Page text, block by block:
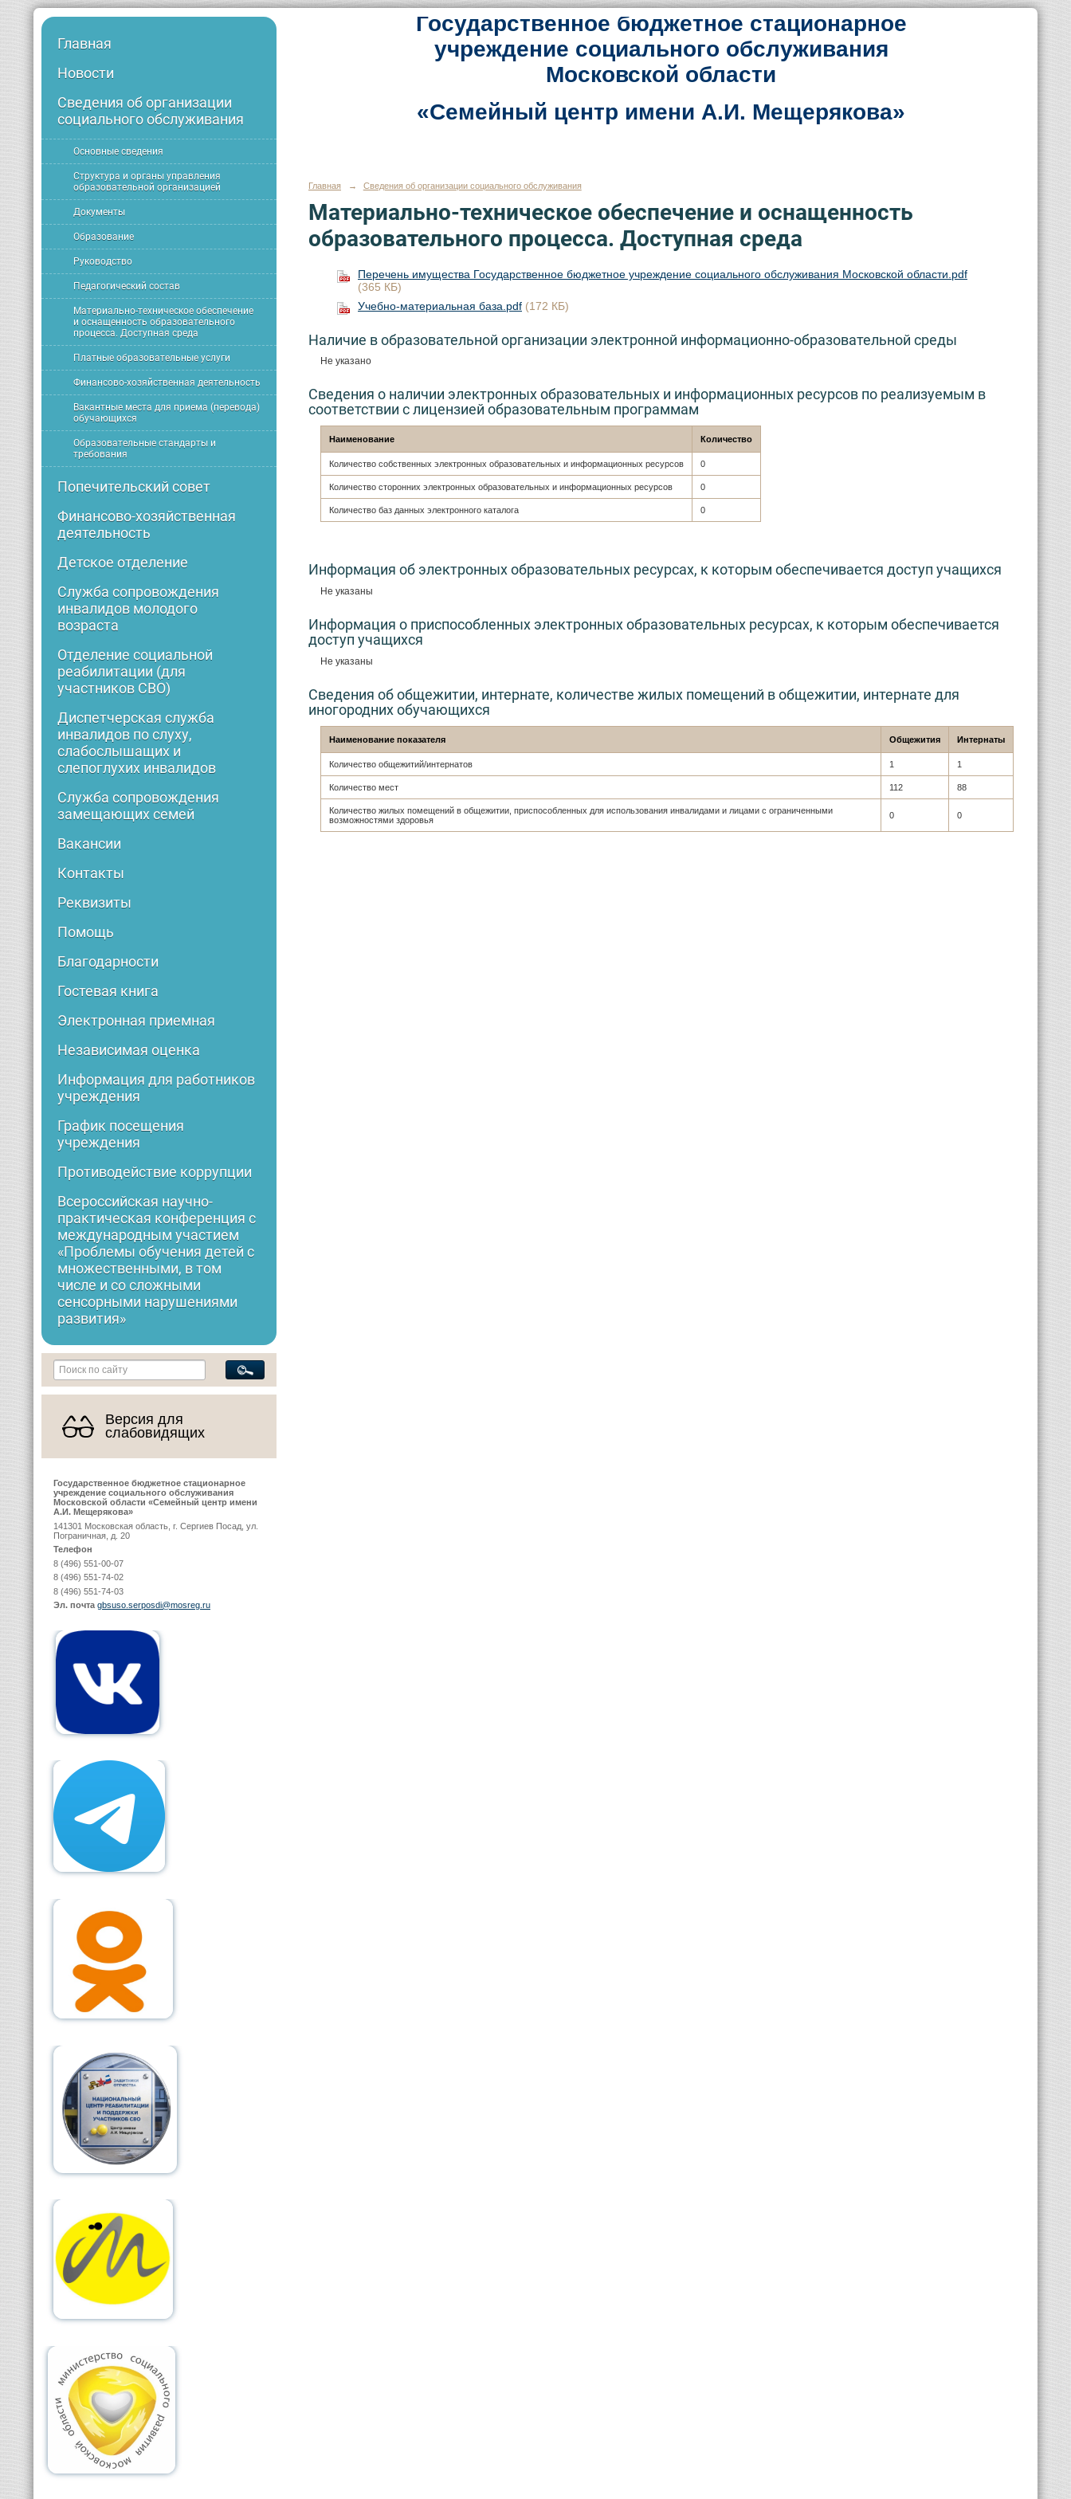
Главная
Новости
Сведения об организации
социального обслуживания
Основные сведения
Структура и органы управления
образовательной организацией
Документы
Образование
Руководство
Педагогический состав
Материально-техническое обеспечение
и оснащенность образовательного
процесса. Доступная среда
Платные образовательные услуги
Финансово-хозяйственная деятельность
Вакантные места для приема (перевода)
обучающихся
Образовательные стандарты и
требования
Попечительский совет
Финансово-хозяйственная
деятельность
Детское отделение
Служба сопровождения
инвалидов молодого
возраста
Отделение социальной
реабилитации (для
участников СВО)
Диспетчерская служба
инвалидов по слуху,
слабослышащих и
слепоглухих инвалидов
Служба сопровождения
замещающих семей
Вакансии
Контакты
Реквизиты
Помощь
Благодарности
Гостевая книга
Электронная приемная
Независимая оценка
Информация для работников
учреждения
График посещения
учреждения
Противодействие коррупции
Всероссийская научно-
практическая конференция с
международным участием
«Проблемы обучения детей с
множественными, в том
числе и со сложными
сенсорными нарушениями
развития»
Версия для
слабовидящих
Государственное бюджетное стационарное
учреждение социального обслуживания
Московской области «Семейный центр имени
А.И. Мещерякова»
141301 Московская область, г. Сергиев Посад, ул.
Пограничная, д. 20
Телефон
8 (496) 551-00-07
8 (496) 551-74-02
8 (496) 551-74-03
Эл. почта gbsuso.serposdi@mosreg.ru
Государственное бюджетное стационарное
учреждение социального обслуживания
Московской области
«Семейный центр имени А.И. Мещерякова»
Главная → Сведения об организации социального обслуживания
Материально-техническое обеспечение и оснащенность
образовательного процесса. Доступная среда
Перечень имущества Государственное бюджетное учреждение социального обслуживания Московской области.pdf
(365 КБ)
Учебно-материальная база.pdf (172 КБ)
Наличие в образовательной организации электронной информационно-образовательной среды
Не указано
Сведения о наличии электронных образовательных и информационных ресурсов по реализуемым в
соответствии с лицензией образовательным программам
Наименование Количество
Количество собственных электронных образовательных и информационных ресурсов 0
Количество сторонних электронных образовательных и информационных ресурсов 0
Количество баз данных электронного каталога 0
Информация об электронных образовательных ресурсах, к которым обеспечивается доступ учащихся
Не указаны
Информация о приспособленных электронных образовательных ресурсах, к которым обеспечивается
доступ учащихся
Не указаны
Сведения об общежитии, интернате, количестве жилых помещений в общежитии, интернате для
иногородних обучающихся
Наименование показателя Общежития Интернаты
Количество общежитий/интернатов 1 1
Количество мест 112 88
Количество жилых помещений в общежитии, приспособленных для использования инвалидами и лицами с ограниченными
возможностями здоровья
0 0